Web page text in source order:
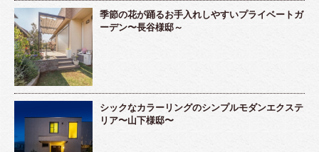
季節の花が踊るお手入れしやすいプライベートガ
ーデン〜長谷様邸～
シックなカラーリングのシンプルモダンエクステ
リア〜山下様邸〜